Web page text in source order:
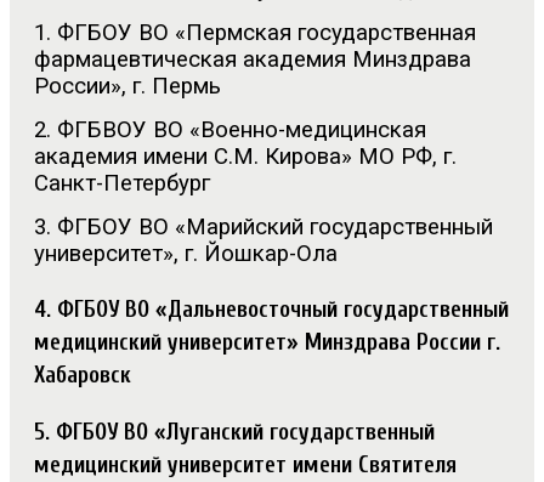
1. ФГБОУ ВО «Пермская государственная
фармацевтическая академия Минздрава
России», г. Пермь
2. ФГБВОУ ВО «Военно-медицинская
академия имени С.М. Кирова» МО РФ, г.
Санкт-Петербург
3. ФГБОУ ВО «Марийский государственный
университет», г. Йошкар-Ола
4. ФГБОУ ВО «Дальневосточный государственный
медицинский университет» Минздрава России г.
Хабаровск
5. ФГБОУ ВО «Луганский государственный
медицинский университет имени Святителя